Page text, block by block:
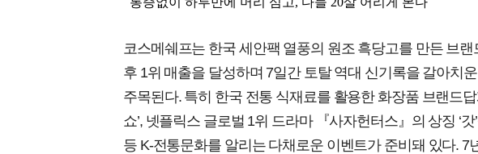
코스메쉐프는 한국 세안팩 열풍의 원조 흑당고를 만든 브
후 1위 매출을 달성하며 7일간 토탈 역대 신기록을 갈아치
주목된다. 특히 한국 전통 식재료를 활용한 화장품 브랜드
쇼’, 넷플릭스 글로벌 1위 드라마 『사자헌터스』의 상징 ‘
등 K-전통문화를 알리는 다채로운 이벤트가 준비돼 있다. 7